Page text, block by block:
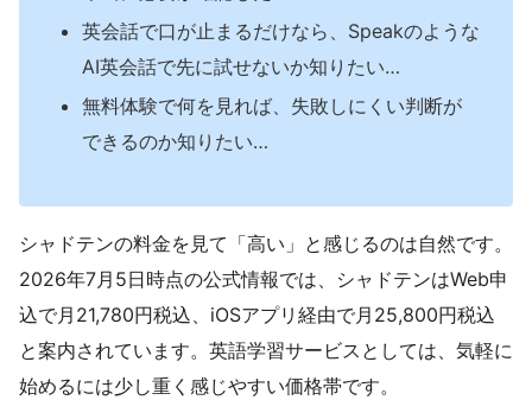
英会話で口が止まるだけなら、Speakのような
AI英会話で先に試せないか知りたい…
無料体験で何を見れば、失敗しにくい判断が
できるのか知りたい…
シャドテンの料金を見て「高い」と感じるのは自然です。
2026年7月5日時点の公式情報では、シャドテンはWeb申
込で月21,780円税込、iOSアプリ経由で月25,800円税込
と案内されています。英語学習サービスとしては、気軽に
始めるには少し重く感じやすい価格帯です。